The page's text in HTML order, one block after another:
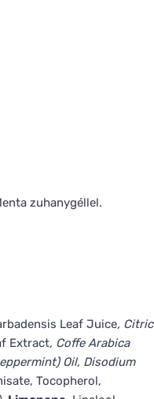
zuhanygéllel.
Leaf Juice, Citric
Extract, Coffe Arabica
Oil, Disodium
Tocopherol,